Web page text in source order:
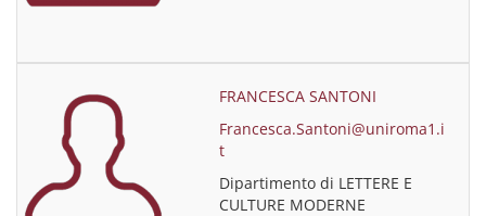
FRANCESCA SANTONI
Francesca.Santoni@uniroma1.i
t
Dipartimento di LETTERE E
CULTURE MODERNE